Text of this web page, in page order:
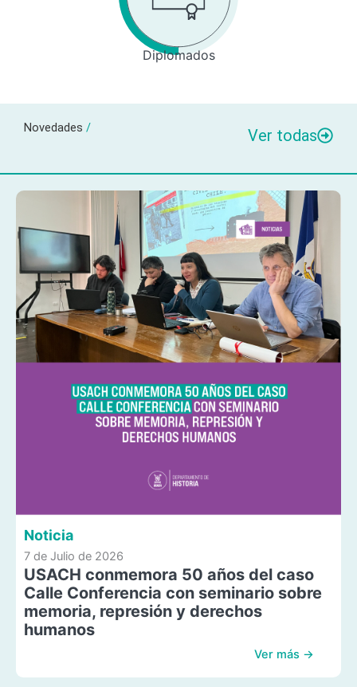
Diplomados
Novedades / Ver todas
Noticia
7 de Julio de 2026
USACH conmemora 50 años del caso
Calle Conferencia con seminario sobre
memoria, represión y derechos
humanos
Ver más →